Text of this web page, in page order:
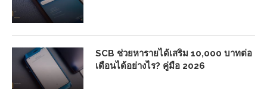
SCB ช่วยหารายได้เสริม 10,000 บาทต่อ
เดือนได้อย่างไร? คู่มือ 2026